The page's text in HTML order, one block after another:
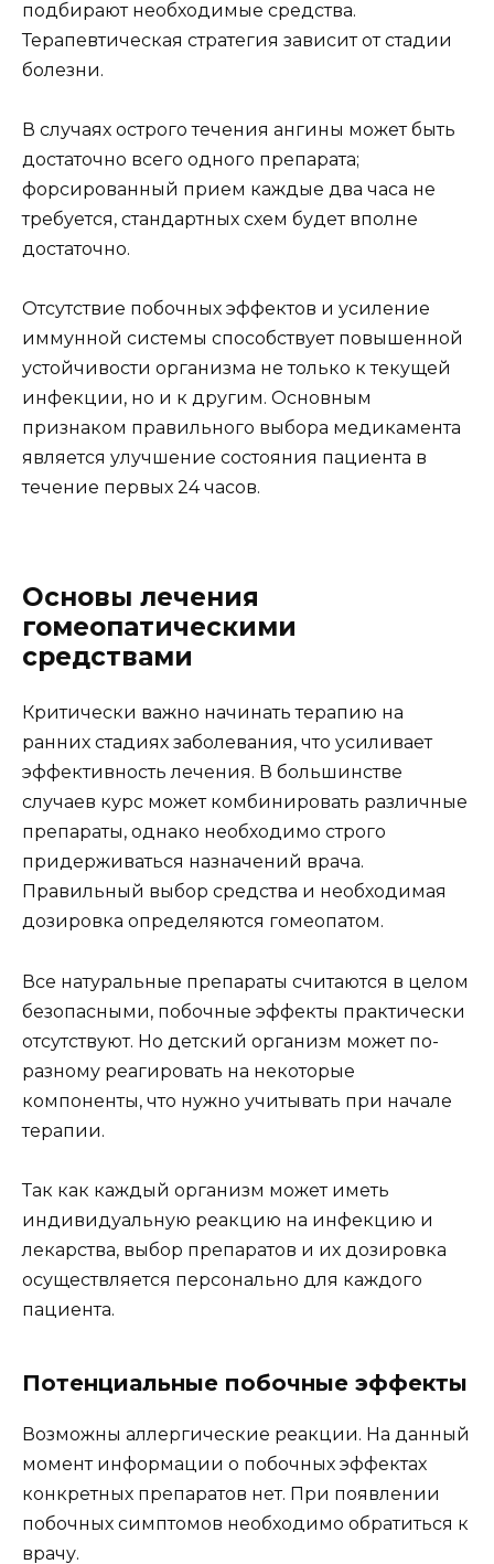
подбирают необходимые средства.
Терапевтическая стратегия зависит от стадии
болезни.
В случаях острого течения ангины может быть
достаточно всего одного препарата;
форсированный прием каждые два часа не
требуется, стандартных схем будет вполне
достаточно.
Отсутствие побочных эффектов и усиление
иммунной системы способствует повышенной
устойчивости организма не только к текущей
инфекции, но и к другим. Основным
признаком правильного выбора медикамента
является улучшение состояния пациента в
течение первых 24 часов.
Основы лечения
гомеопатическими
средствами
Критически важно начинать терапию на
ранних стадиях заболевания, что усиливает
эффективность лечения. В большинстве
случаев курс может комбинировать различные
препараты, однако необходимо строго
придерживаться назначений врача.
Правильный выбор средства и необходимая
дозировка определяются гомеопатом.
Все натуральные препараты считаются в целом
безопасными, побочные эффекты практически
отсутствуют. Но детский организм может по-
разному реагировать на некоторые
компоненты, что нужно учитывать при начале
терапии.
Так как каждый организм может иметь
индивидуальную реакцию на инфекцию и
лекарства, выбор препаратов и их дозировка
осуществляется персонально для каждого
пациента.
Потенциальные побочные эффекты
Возможны аллергические реакции. На данный
момент информации о побочных эффектах
конкретных препаратов нет. При появлении
побочных симптомов необходимо обратиться к
врачу.